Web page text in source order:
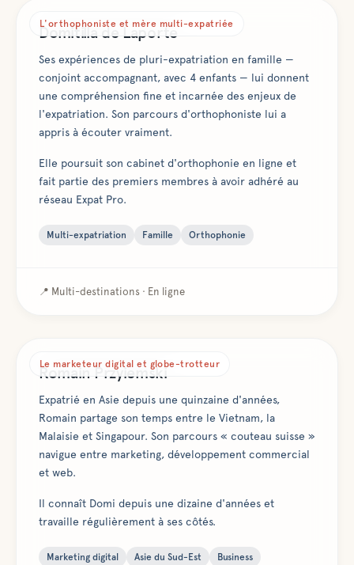
L'orthophoniste et mère multi-expatriée
Domitilla de Laporte
Ses expériences de pluri-expatriation en famille —
conjoint accompagnant, avec 4 enfants — lui donnent
une compréhension fine et incarnée des enjeux de
l'expatriation. Son parcours d'orthophoniste lui a
appris à écouter vraiment.
Elle poursuit son cabinet d'orthophonie en ligne et
fait partie des premiers membres à avoir adhéré au
réseau Expat Pro.
Multi-expatriation Famille Orthophonie
📍 Multi-destinations · En ligne
Le marketeur digital et globe-trotteur
Romain Przyiemski
Expatrié en Asie depuis une quinzaine d'années,
Romain partage son temps entre le Vietnam, la
Malaisie et Singapour. Son parcours « couteau suisse »
navigue entre marketing, développement commercial
et web.
Il connaît Domi depuis une dizaine d'années et
travaille régulièrement à ses côtés.
Marketing digital Asie du Sud-Est Business